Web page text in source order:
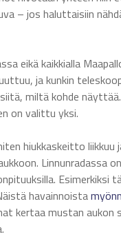
– jos haluttaisiin
eikä kaikkialla
ja kunkin
miltä kohde
on valittu yksi.
hiukkaskeitto
Linnunradassa
havainnoista
kertaa mustan aukon